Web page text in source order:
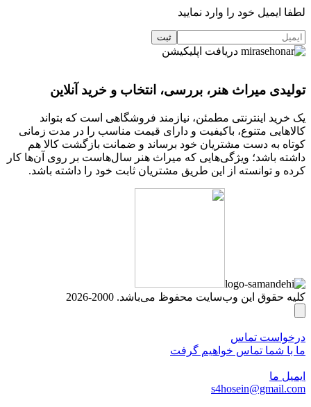
لطفا ایمیل خود را وارد نمایید
دریافت اپلیکیشن
تولیدی میراث هنر، بررسی، انتخاب و خرید آنلاین
یک خرید اینترنتی مطمئن، نیازمند فروشگاهی است که بتواند
کالاهایی متنوع، باکیفیت و دارای قیمت مناسب را در مدت زمانی
کوتاه به دست مشتریان خود برساند و ضمانت بازگشت کالا هم
داشته باشد؛ ویژگی‌هایی که میراث هنر سال‌هاست بر روی آن‌ها کار
کرده و توانسته از این طریق مشتریان ثابت خود را داشته باشد.
کلیه حقوق این وب‌سایت محفوظ می‌باشد. 2000-2026
درخواست تماس
ما با شما تماس خواهیم گرفت
ایمیل ما
s4hosein@gmail.com